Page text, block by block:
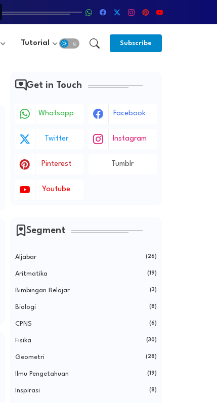
Tutorial Subscribe
Get in Touch
Whatsapp Facebook
Twitter Instagram
Pinterest Tumblr
Youtube
Segment
Aljabar (26)
Aritmatika (19)
Bimbingan Belajar (3)
Biologi (8)
CPNS (6)
Fisika (30)
Geometri (28)
Ilmu Pengetahuan (19)
Inspirasi (8)